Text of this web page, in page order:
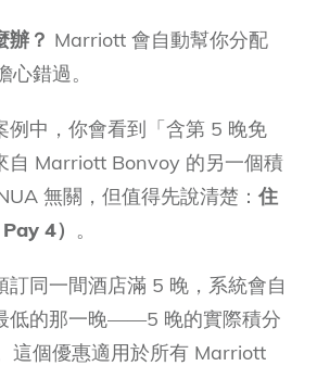
辦？ Marriott 會自動幫你分配
錯過。
例中，你會看到「含第 5 晚免
自 Marriott Bonvoy 的另一個積
無關，但值得先說清楚： 住
4） 。
訂同一間酒店滿 5 晚，系統會自
低的那一晚——5 晚的實際積分
這個優惠適用於所有 Marriott